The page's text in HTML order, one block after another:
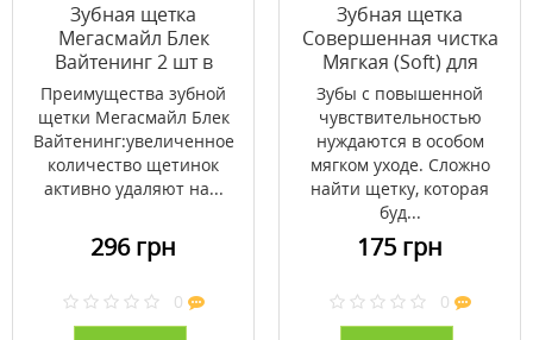
Зубная щетка
Мегасмайл Блек
Вайтенинг 2 шт в
упаковке
Преимущества зубной
щетки Мегасмайл Блек
Вайтенинг:увеличенное
количество щетинок
активно удаляют на...
296 грн
0
Зубная щетка
Совершенная чистка
Мягкая (Soft) для
чувствительных зубов
ТМ Биорепейр /
Biorepair
Зубы с повышенной
чувствительностью
нуждаются в особом
мягком уходе. Сложно
найти щетку, которая
буд...
175 грн
0